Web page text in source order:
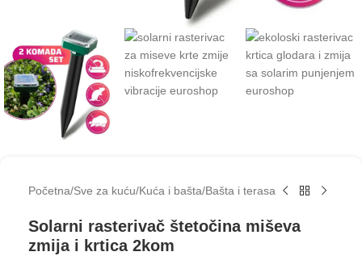
Početna/Sve za kuću/Kuća i bašta/Bašta i terasa
Solarni rasterivač štetočina miševa
zmija i krtica 2kom